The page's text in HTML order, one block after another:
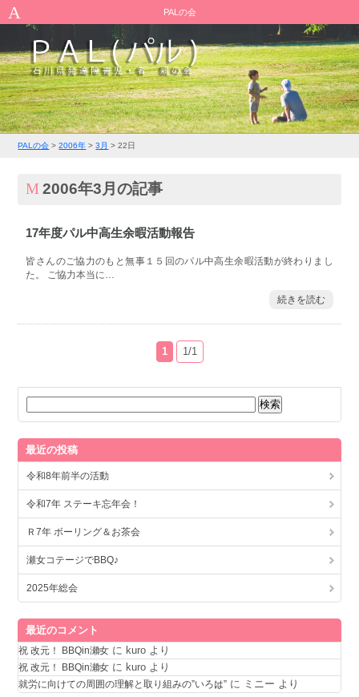
PALの会
PALの会 >2006年 >3月 >22日
2006年3月の記事
17年度パル中高生余暇活動報告
皆さんのご協力のもと無事１５回のパル中高生余暇活動が終わりまし
た。 ご協力本当に…
続きを読む
1 1/1
最近の投稿
令和8年前半の活動
令和7年 ステーキ忘年会！
Ｒ7年 ボーリング＆お茶会
瀬女コテージでBBQ♪
2025年総会
最近のコメント
祝 改元！ BBQin瀬女 に kuro より
祝 改元！ BBQin瀬女 に kuro より
就労に向けての周囲の理解と取り組みの”いろは” に ミニー より